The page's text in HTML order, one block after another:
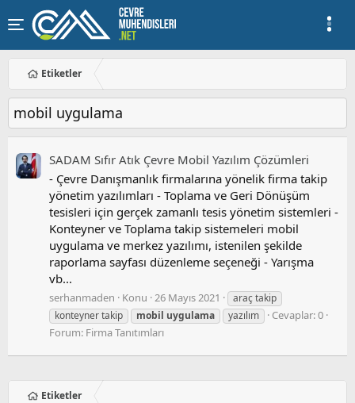
Etiketler
mobil uygulama
SADAM Sıfır Atık Çevre Mobil Yazılım Çözümleri
- Çevre Danışmanlık firmalarına yönelik firma takip
yönetim yazılımları - Toplama ve Geri Dönüşüm
tesisleri için gerçek zamanlı tesis yönetim sistemleri -
Konteyner ve Toplama takip sistemeleri mobil
uygulama ve merkez yazılımı, istenilen şekilde
raporlama sayfası düzenleme seçeneği - Yarışma
vb...
serhanmaden Konu 26 Mayıs 2021
araç takip
konteyner takip
mobil uygulama yazılım
Cevaplar: 0
Forum: Firma Tanıtımları
Etiketler